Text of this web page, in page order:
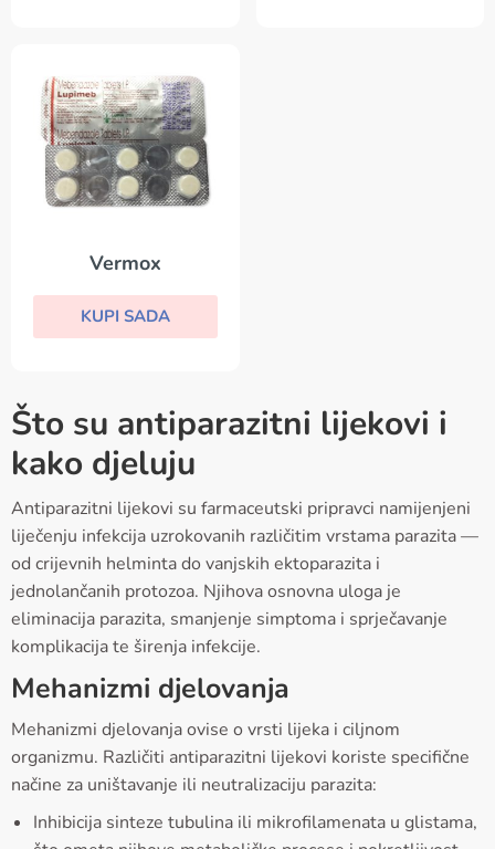
Vermox
KUPI SADA
Što su antiparazitni lijekovi i
kako djeluju
Antiparazitni lijekovi su farmaceutski pripravci namijenjeni
liječenju infekcija uzrokovanih različitim vrstama parazita —
od crijevnih helminta do vanjskih ektoparazita i
jednolančanih protozoa. Njihova osnovna uloga je
eliminacija parazita, smanjenje simptoma i sprječavanje
komplikacija te širenja infekcije.
Mehanizmi djelovanja
Mehanizmi djelovanja ovise o vrsti lijeka i ciljnom
organizmu. Različiti antiparazitni lijekovi koriste specifične
načine za uništavanje ili neutralizaciju parazita:
Inhibicija sinteze tubulina ili mikrofilamenata u glistama,